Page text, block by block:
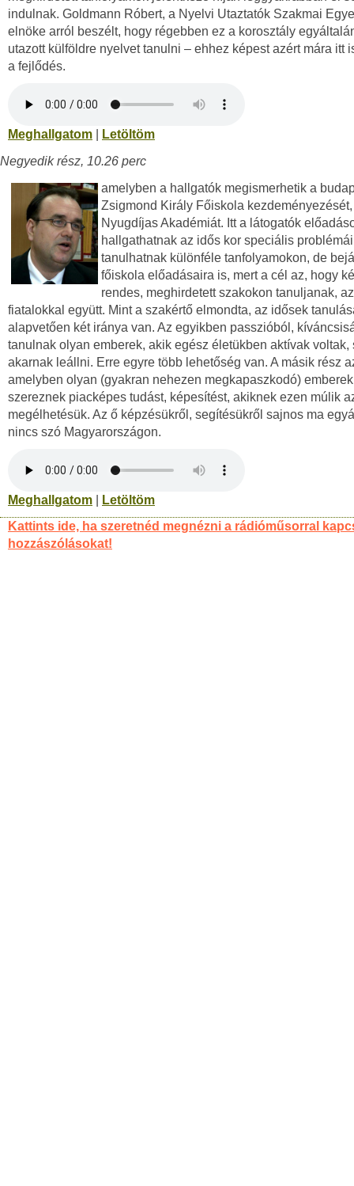
indulnak. Goldmann Róbert, a Nyelvi Utaztatók Szakmai
elnöke arról beszélt, hogy régebben ez a korosztály
utazott külföldre nyelvet tanulni – ehhez képest azért mára itt
a fejlődés.
Meghallgatom
Letöltöm
Negyedik rész, 10.26 perc
amelyben a hallgatók megismerhetik a
Zsigmond Király Főiskola
Nyugdíjas Akadémiát. Itt a látogatók
hallgathatnak az idős kor speciális
tanulhatnak különféle tanfolyamokon, de
főiskola előadásaira is, mert a cél az, hogy
rendes, meghirdetett szakokon tanuljanak,
fiatalokkal együtt. Mint a szakértő elmondta, az idősek
alapvetően két iránya van. Az egyikben passzióból,
tanulnak olyan emberek, akik egész életükben aktívak voltak,
akarnak leállni. Erre egyre több lehetőség van. A másik rész
amelyben olyan (gyakran nehezen megkapaszkodó) emberek
szereznek piacképes tudást, képesítést, akiknek ezen múlik
megélhetésük. Az ő képzésükről, segítésükről sajnos ma
nincs szó Magyarországon.
Meghallgatom
Letöltöm
Kattints ide, ha szeretnéd megnézni a rádióműsorral
hozzászólásokat!